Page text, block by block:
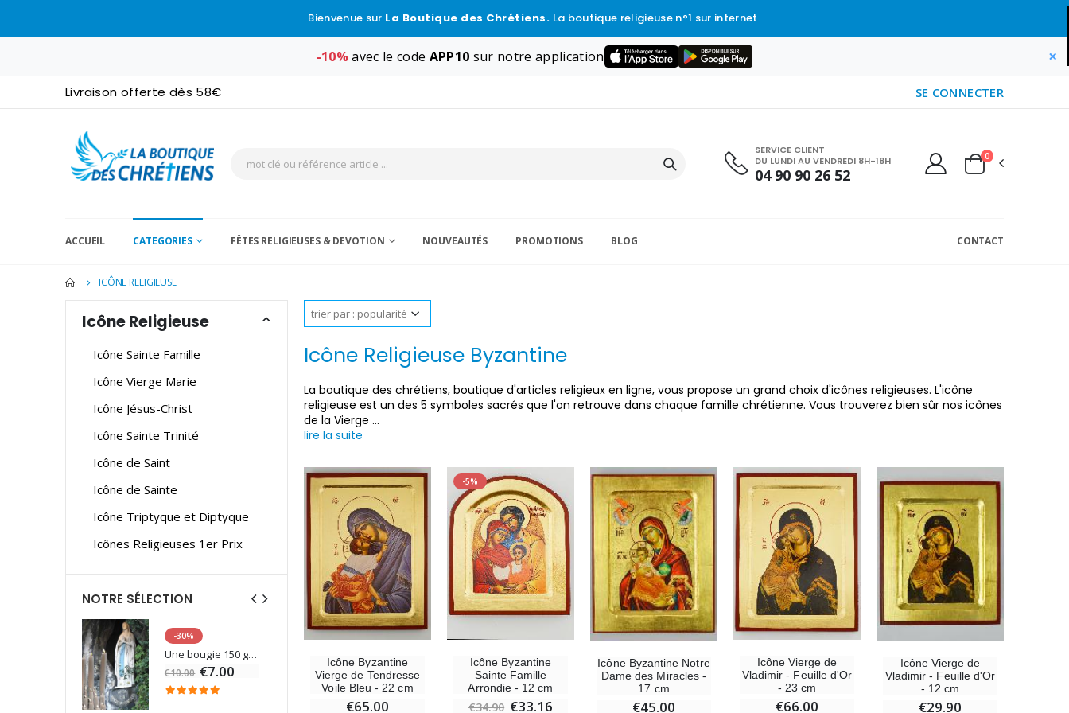
Bienvenue sur La Boutique des Chrétiens. La boutique religieuse n°1 sur internet
-10%avec le code APP10 sur notre application ×
Livraison offerte dès 58€ SE CONNECTER
SERVICE CLIENT
DU LUNDI AU VENDREDI 8H-18H
04 90 90 26 52
0
ACCUEIL CATEGORIES FÊTES RELIGIEUSES & DEVOTION NOUVEAUTÉS PROMOTIONS BLOG CONTACT
ICÔNE RELIGIEUSE
Icône Religieuse Byzantine
La boutique des chrétiens, boutique d'articles religieux en ligne, vous propose un grand choix d'icônes religieuses. L'icône
religieuse est un des 5 symboles sacrés que l'on retrouve dans chaque famille chrétienne. Vous trouverez bien sûr nos icônes
de la Vierge ...
lire la suite
Icône Byzantine
Vierge de Tendresse
Voile Bleu - 22 cm
€65.00
-5%
Icône Byzantine
Sainte Famille
Arrondie - 12 cm
€34.90 €33.16
Icône Byzantine Notre
Dame des Miracles -
17 cm
€45.00
Icône Vierge de
Vladimir - Feuille d'Or
- 23 cm
€66.00
Icône Vierge de
Vladimir - Feuille d'Or
- 12 cm
€29.90
Icône Religieuse
Icône Sainte Famille
Icône Vierge Marie
Icône Jésus-Christ
Icône Sainte Trinité
Icône de Saint
Icône de Sainte
Icône Triptyque et Diptyque
Icônes Religieuses 1er Prix
NOTRE SÉLECTION
-30%
Une bougie 150 gr et votre Prière déposées à Lourdes
€10.00 €7.00
6 Bougies Teintées Masse Couleur Blanche
€6.00
-30%
€10.00 €7.00
€6.00